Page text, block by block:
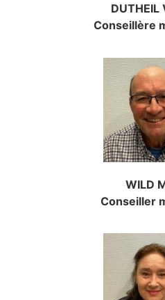
DUTHEIL
Conseillère
WILD
Conseiller